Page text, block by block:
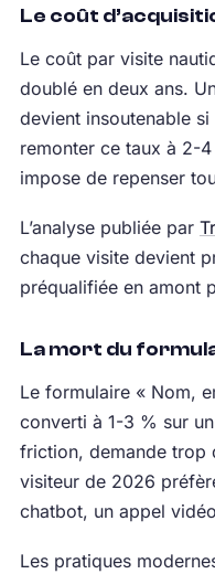
Le coût
Le coût par visite
doublé en deux ans.
devient insoutenable
remonter ce taux à 2-
impose de repenser
L’analyse publiée par
chaque visite devient
préqualifiée en amont
La mort du
Le formulaire « Nom,
converti à 1-3 % sur
friction, demande trop
visiteur de 2026
chatbot, un appel
Les pratiques